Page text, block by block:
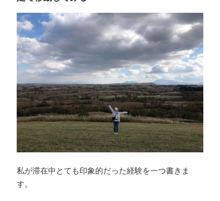
私が滞在中とても印象的だった経験を一つ書きま
す。